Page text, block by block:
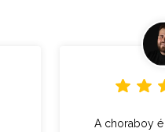
A choraboy